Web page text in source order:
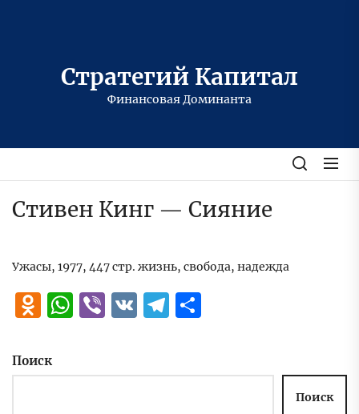
Стратегий Капитал
Финансовая Доминанта
Стивен Кинг — Сияние
Ужасы, 1977, 447 стр. жизнь, свобода, надежда
Odnoklassniki
WhatsApp
Viber
VK Telegram
Поиск
Поиск